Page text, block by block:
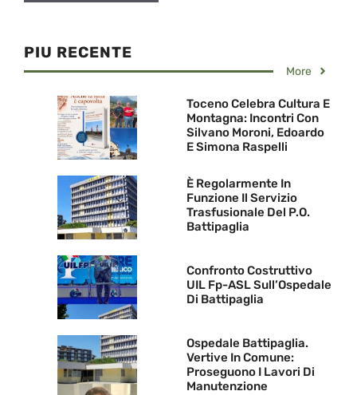
PIU RECENTE
More
Toceno Celebra Cultura E
Montagna: Incontri Con
Silvano Moroni, Edoardo
E Simona Raspelli
È Regolarmente In
Funzione Il Servizio
Trasfusionale Del P.O.
Battipaglia
Confronto Costruttivo
UIL Fp-ASL Sull’Ospedale
Di Battipaglia
Ospedale Battipaglia.
Vertive In Comune:
Proseguono I Lavori Di
Manutenzione